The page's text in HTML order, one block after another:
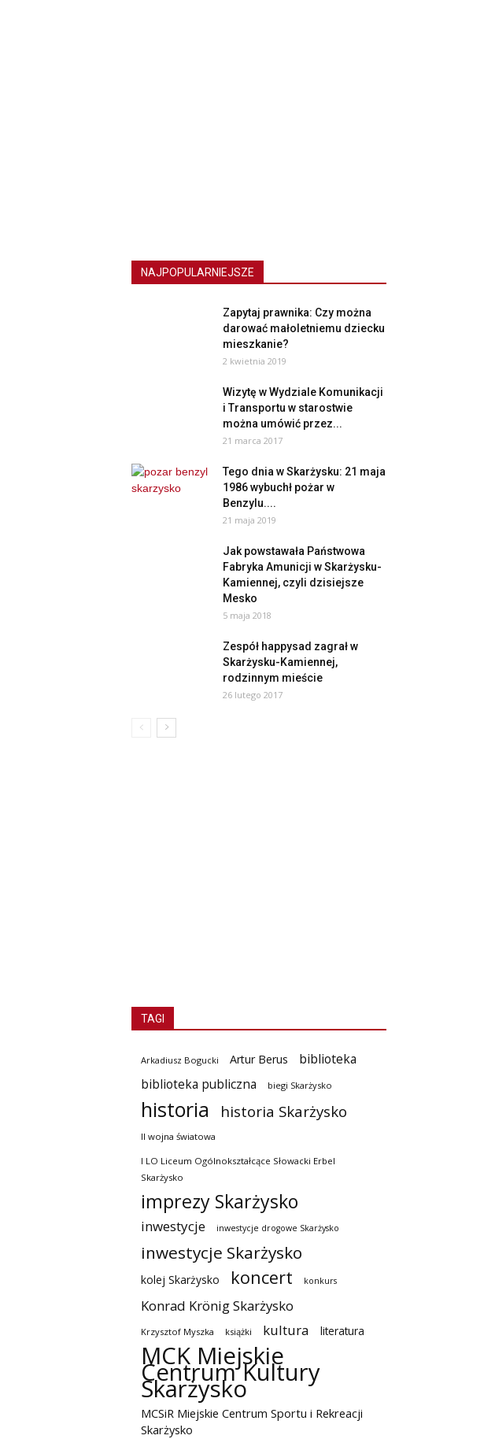
NAJPOPULARNIEJSZE
Zapytaj prawnika: Czy można
darować małoletniemu dziecku
mieszkanie?
2 kwietnia 2019
Wizytę w Wydziale Komunikacji
i Transportu w starostwie
można umówić przez...
21 marca 2017
Tego dnia w Skarżysku: 21 maja
1986 wybuchł pożar w
Benzylu....
21 maja 2019
Jak powstawała Państwowa
Fabryka Amunicji w Skarżysku-
Kamiennej, czyli dzisiejsze
Mesko
5 maja 2018
Zespół happysad zagrał w
Skarżysku-Kamiennej,
rodzinnym mieście
26 lutego 2017
TAGI
Arkadiusz Bogucki Artur Berus
biblioteka
biblioteka publiczna
biegi Skarżysko
historia historia Skarżysko
II wojna światowa
I LO Liceum Ogólnokształcące Słowacki Erbel
Skarżysko
imprezy Skarżysko
inwestycje inwestycje drogowe Skarżysko
inwestycje Skarżysko
kolej Skarżysko koncert konkurs
Konrad Krönig Skarżysko
Krzysztof Myszka książki kultura literatura
MCK Miejskie
Centrum Kultury
Skarżysko
MCSiR Miejskie Centrum Sportu i Rekreacji
Skarżysko